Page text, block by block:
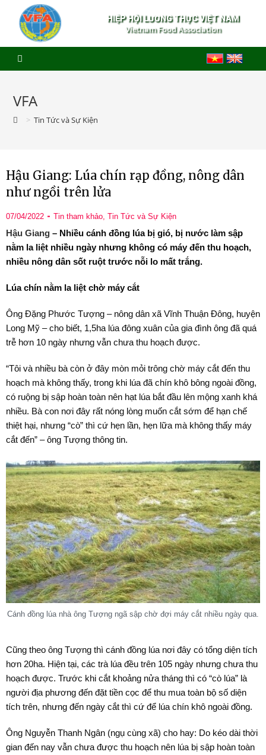
HIỆP HỘI LƯƠNG THỰC VIỆT NAM
Vietnam Food Association
VFA
> Tin Tức và Sự Kiện
Hậu Giang: Lúa chín rạp đồng, nông dân
như ngồi trên lửa
07/04/2022 Tin tham khảo, Tin Tức và Sự Kiện
Hậu Giang – Nhiều cánh đồng lúa bị gió, bị nước làm sập
nằm la liệt nhiều ngày nhưng không có máy đến thu hoạch,
nhiều nông dân sốt ruột trước nỗi lo mất trắng.
Lúa chín nằm la liệt chờ máy cắt
Ông Đặng Phước Tượng – nông dân xã Vĩnh Thuận Đông, huyện
Long Mỹ – cho biết, 1,5ha lúa đông xuân của gia đình ông đã quá
trễ hơn 10 ngày nhưng vẫn chưa thu hoạch được.
“Tôi và nhiều bà còn ở đây mòn mỏi trông chờ máy cắt đến thu
hoạch mà không thấy, trong khi lúa đã chín khô bông ngoài đồng,
có ruộng bị sập hoàn toàn nên hạt lúa bắt đầu lên mộng xanh khá
nhiều. Bà con nơi đây rất nóng lòng muốn cắt sớm để hạn chế
thiệt hại, nhưng “cò” thì cứ hẹn lần, hẹn lữa mà không thấy máy
cắt đến” – ông Tượng thông tin.
Cánh đồng lúa nhà ông Tượng ngã sập chờ đợi máy cắt nhiều ngày qua.
Cũng theo ông Tượng thì cánh đồng lúa nơi đây có tổng diện tích
hơn 20ha. Hiện tại, các trà lúa đều trên 105 ngày nhưng chưa thu
hoạch được. Trước khi cắt khoảng nửa tháng thì có “cò lúa” là
người địa phương đến đặt tiền cọc để thu mua toàn bộ số diện
tích trên, nhưng đến ngày cắt thì cứ để lúa chín khô ngoài đồng.
Ông Nguyễn Thanh Ngân (ngụ cùng xã) cho hay: Do kéo dài thời
gian đến nay vẫn chưa được thu hoạch nên lúa bị sập hoàn toàn